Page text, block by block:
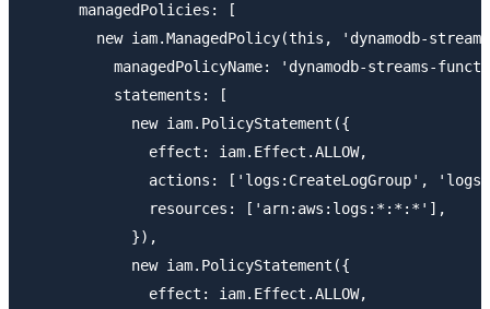
      managedPolicies: [
new iam.ManagedPolicy(this, 'dynamodb-
managedPolicyName: 'dynamodb-streams-
          statements: [
            new iam.PolicyStatement({
              effect: iam.Effect.ALLOW,
actions: ['logs:CreateLogGroup',
              resources: ['arn:aws:logs:*:*:*'],
            }),
            new iam.PolicyStatement({
              effect: iam.Effect.ALLOW,